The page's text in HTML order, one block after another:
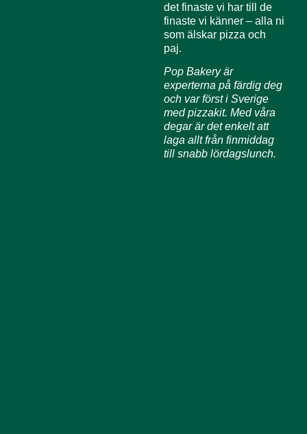
det finaste vi har till de
finaste vi känner – alla ni
som älskar pizza och
paj.
Pop Bakery är
experterna på färdig deg
och var först i Sverige
med pizzakit. Med våra
degar är det enkelt att
laga allt från finmiddag
till snabb lördagslunch.